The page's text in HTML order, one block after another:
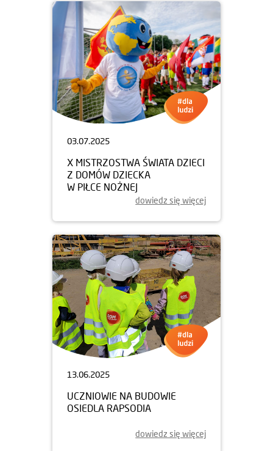
03.07.2025
X MISTRZOSTWA ŚWIATA DZIECI
Z DOMÓW DZIECKA
W PIŁCE NOŻNEJ
dowiedz się więcej
13.06.2025
UCZNIOWIE NA BUDOWIE
OSIEDLA RAPSODIA
dowiedz się więcej